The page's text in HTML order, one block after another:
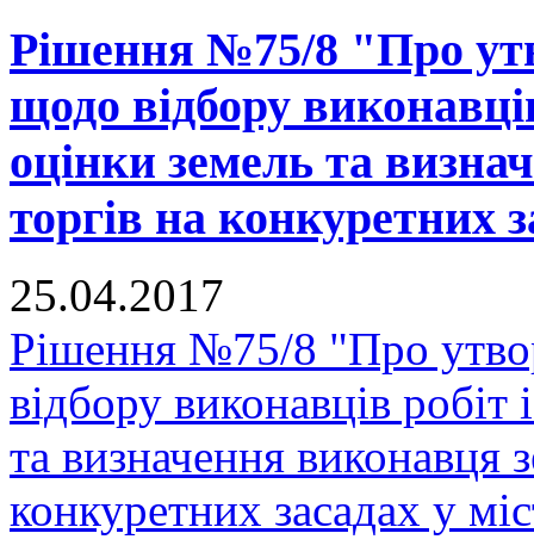
Рішення №75/8 "Про
щодо відбору
оцінки земель та
торгів на конкуретних
25.04.2017
Рішення №75/8 "Про
відбору виконавців
та визначення виконавця
конкуретних засадах у